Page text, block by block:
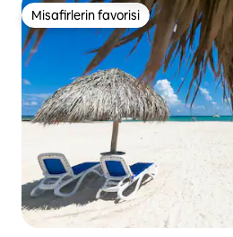
Misafirlerin favorisi
Misafirlerin favorisi